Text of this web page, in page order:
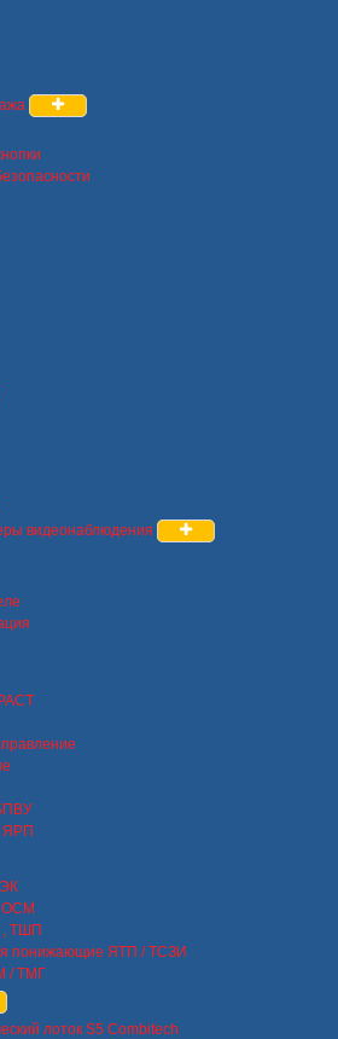
видеонаблюдения
ЯРП
ОСМ
, ТШП
понижающие ЯТП / ТСЗИ
/ ТМГ
лоток S5 Combitech